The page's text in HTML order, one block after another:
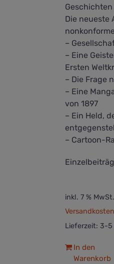
Die neueste
–
– Eine
Ersten
– Die Frage
– Eine
von 1897
– Ein Held,
– Cartoon-
inkl. 7 % MwSt.
Versandkosten
Lieferzeit: 3-5
In den
Warenkorb